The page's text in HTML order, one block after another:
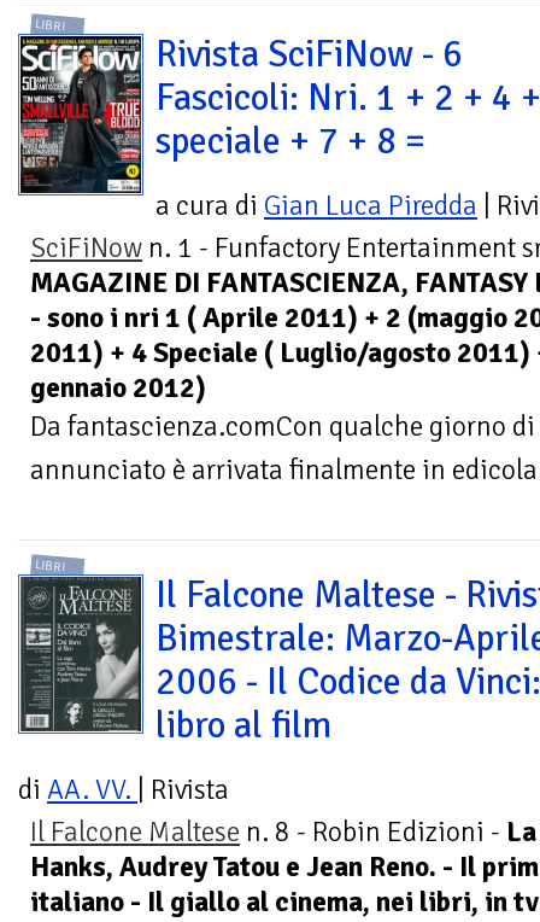
LIBRI
Rivista SciFiNow - 6
Fascicoli: Nri. 1 + 2 + 4
speciale + 7 + 8 =
a cura di Gian Luca Piredda |
SciFiNow n. 1 - Funfactory Entertainment
MAGAZINE DI FANTASCIENZA, FANTASY
- sono i nri 1 ( Aprile 2011) + 2 (maggio
2011) + 4 Speciale ( Luglio/agosto 2011)
gennaio 2012)
Da fantascienza.comCon qualche giorno
annunciato è arrivata finalmente in edicola
LIBRI
Il Falcone Maltese -
Bimestrale: Marzo-
2006 - Il Codice da
libro al film
di AA. VV.
| Rivista
Il Falcone Maltese n. 8 - Robin Edizioni -
Hanks, Audrey Tatou e Jean Reno. - Il
italiano - Il giallo al cinema, nei libri, in